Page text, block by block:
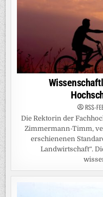
RSS-
Die Rektorin der
Zimmermann-Timm,
erschienenen
Landwirtschaft“.